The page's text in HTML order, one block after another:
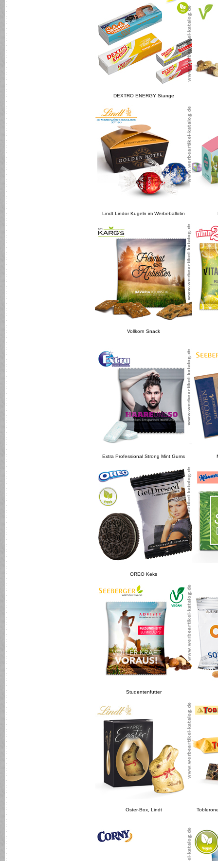
DEXTRO ENERGY Stange
Lindt Lindor Kugeln im Werbeballotin
Vollkorn Snack
Extra Professional Strong Mint Gums
OREO Keks
Studentenfutter
Oster-Box, Lindt